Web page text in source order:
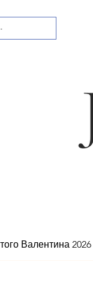
Валентина 2026